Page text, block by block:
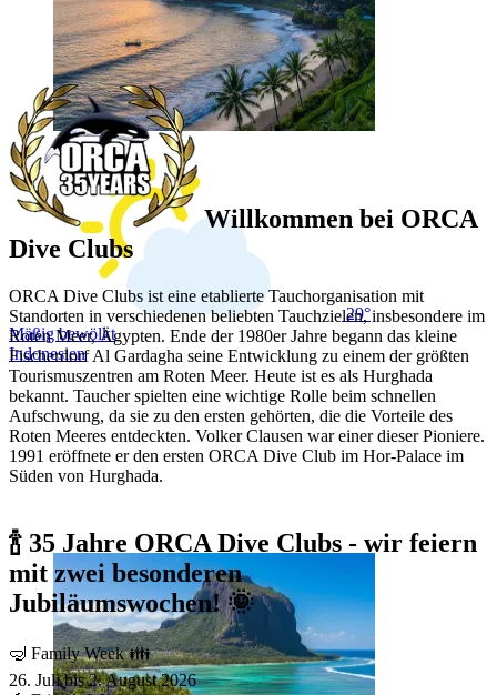
29°
Mäßig bewölkt
Indonesien
Willkommen bei ORCA
Dive Clubs
ORCA Dive Clubs ist eine etablierte Tauchorganisation mit
Standorten in verschiedenen beliebten Tauchzielen, insbesondere im
Roten Meer, Ägypten. Ende der 1980er Jahre begann das kleine
Fischerdorf Al Gardagha seine Entwicklung zu einem der größten
Tourismuszentren am Roten Meer. Heute ist es als Hurghada
bekannt. Taucher spielten eine wichtige Rolle beim schnellen
Aufschwung, da sie zu den ersten gehörten, die die Vorteile des
Roten Meeres entdeckten. Volker Clausen war einer dieser Pioniere.
1991 eröffnete er den ersten ORCA Dive Club im Hor-Palace im
Süden von Hurghada.
🍾 35 Jahre ORCA Dive Clubs - wir feiern
mit zwei besonderen
Jubiläumswochen!🌞
🤿 Family Week 👪
26. Juli bis 2. August 2026